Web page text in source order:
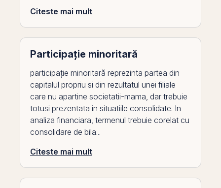
Citeste mai mult
Participație minoritară
participație minoritară reprezinta partea din
capitalul propriu si din rezultatul unei filiale
care nu apartine societatii-mama, dar trebuie
totusi prezentata in situatiile consolidate. In
analiza financiara, termenul trebuie corelat cu
consolidare de bila...
Citeste mai mult